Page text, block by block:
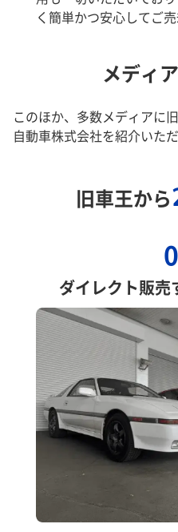
く簡単かつ安心してご売
メディ
このほか、多数メディアに
自動車株式会社を紹介いた
旧車王から
ダイレクト販売